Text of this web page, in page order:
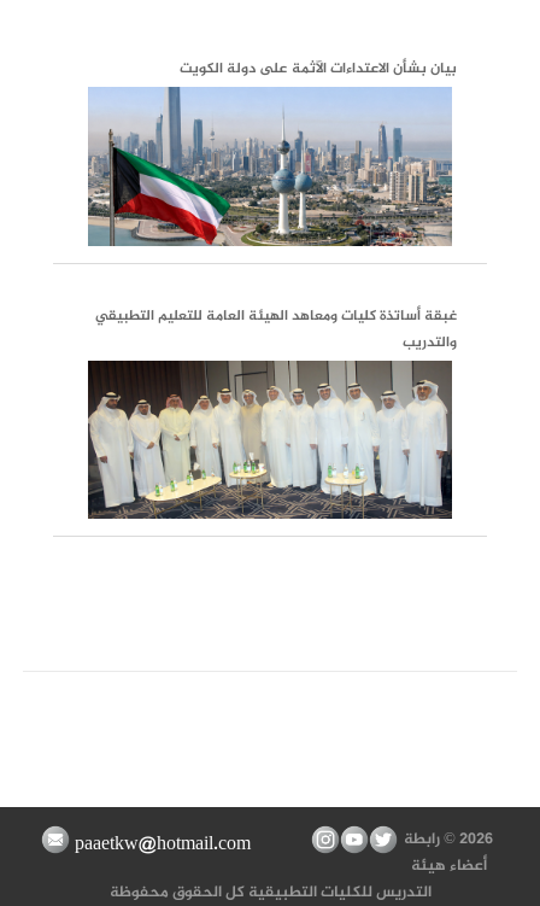
بيان بشأن الاعتداءات الآثمة على دولة الكويت
غبقة أساتذة كليات ومعاهد الهيئة العامة للتعليم التطبيقي
والتدريب
الرابطة تشارك بمؤتمر كلية التربية الأساسية لتطوير التعليم
paaetkw@hotmail.com
2026 © رابطة
أعضاء هيئة
التدريس للكليات التطبيقية كل الحقوق محفوظة